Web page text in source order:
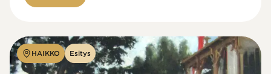
HAIKKO Esitys